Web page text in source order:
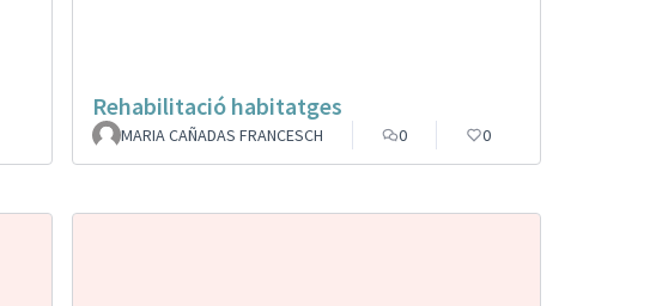
Rehabilitació habitatges
MARIA CAÑADAS FRANCESCH 0 0